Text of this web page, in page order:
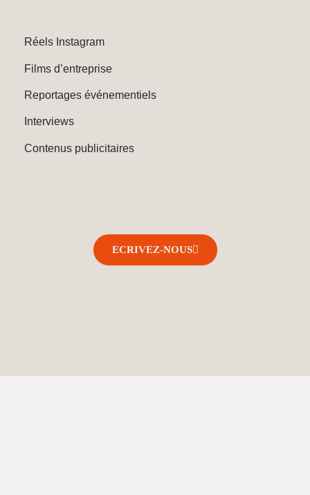
Réels Instagram
Films d’entreprise
Reportages événementiels
Interviews
Contenus publicitaires
ECRIVEZ-NOUS